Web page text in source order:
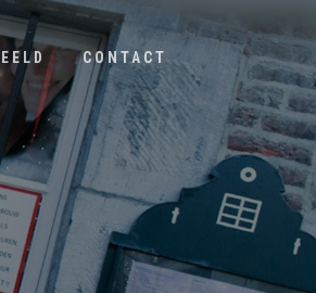
CONTACT